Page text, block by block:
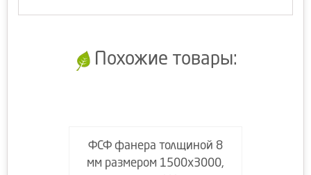
Похожие товары:
ФСФ фанера толщиной 8
мм размером 1500х3000,